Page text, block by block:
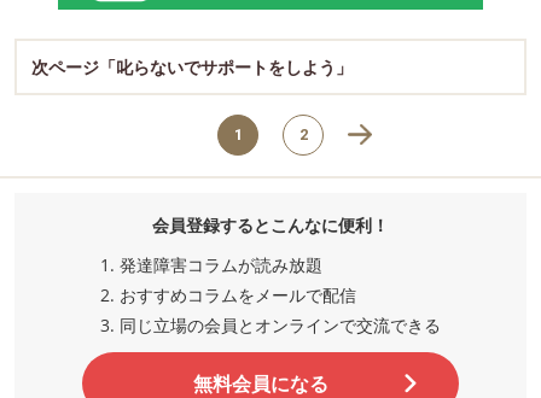
次ページ「叱らないでサポートをしよう」
1 2
会員登録するとこんなに便利！
発達障害コラムが読み放題
おすすめコラムをメールで配信
同じ立場の会員とオンラインで交流できる
無料会員になる